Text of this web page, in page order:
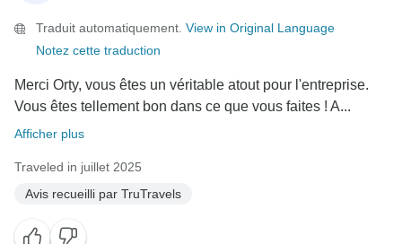
Traduit automatiquement. View in Original Language
Notez cette traduction
Merci Orty, vous êtes un véritable atout pour l'entreprise.
Vous êtes tellement bon dans ce que vous faites ! A...
Afficher plus
Traveled in juillet 2025
Avis recueilli par TruTravels